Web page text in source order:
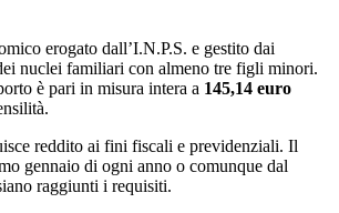
erogato dall’I.N.P.S. e gestito dai
nuclei familiari con almeno tre figli minori.
è pari in misura intera a 145,14 euro
reddito ai fini fiscali e previdenziali. Il
gennaio di ogni anno o comunque dal
raggiunti i requisiti.